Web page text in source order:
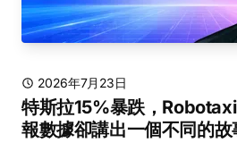
2026年7月23日
特斯拉15%暴跌，
報數據卻講出一個不同的故